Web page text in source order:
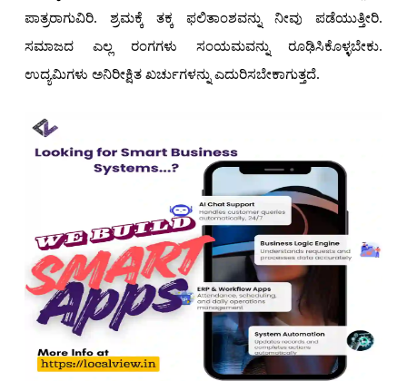
ಪಾತ್ರರಾಗುವಿರಿ. ಶ್ರಮಕ್ಕೆ ತಕ್ಕ ಫಲಿತಾಂಶವನ್ನು ನೀವು ಪಡೆಯುತ್ತೀರಿ.
ಸಮಾಜದ ಎಲ್ಲ ರಂಗಗಳು ಸಂಯಮವನ್ನು ರೂಢಿಸಿಕೊಳ್ಳಬೇಕು.
ಉದ್ಯಮಿಗಳು ಅನಿರೀಕ್ಷಿತ ಖರ್ಚುಗಳನ್ನು ಎದುರಿಸಬೇಕಾಗುತ್ತದೆ.